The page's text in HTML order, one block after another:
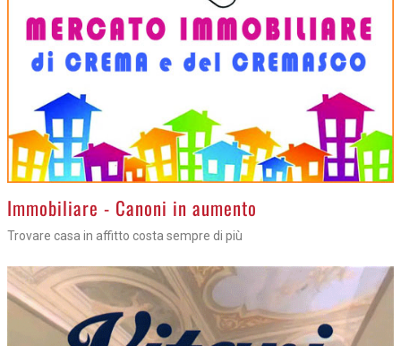
>Immobiliare - Canoni in aumento
Trovare casa in affitto costa sempre di più